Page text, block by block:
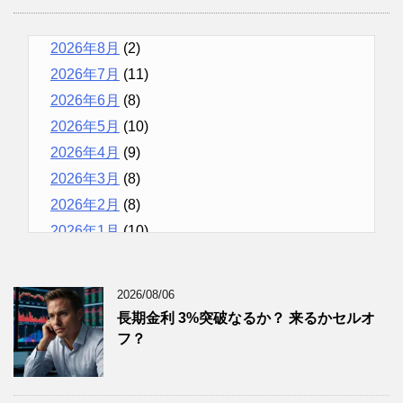
2026年8月 (2)
2026年7月 (11)
2026年6月 (8)
2026年5月 (10)
2026年4月 (9)
2026年3月 (8)
2026年2月 (8)
2026年1月(10)
2025年10月(10)
2025年9月(9)
2025年8月
2026/08/06
長期金利 3%突破なるか？ 来るかセルオ
フ？